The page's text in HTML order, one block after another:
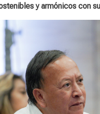
y armónicos con